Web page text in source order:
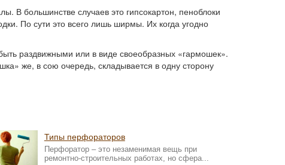
В большинстве случаев это гипсокартон, пеноблоки
По сути это всего лишь ширмы. Их когда угодно
раздвижными или в виде своеобразных «гармошек».
же, в сою очередь, складывается в одну сторону
Типы перфораторов
Перфоратор – это незаменимая вещь при
ремонтно-строительных работах, но сфера...